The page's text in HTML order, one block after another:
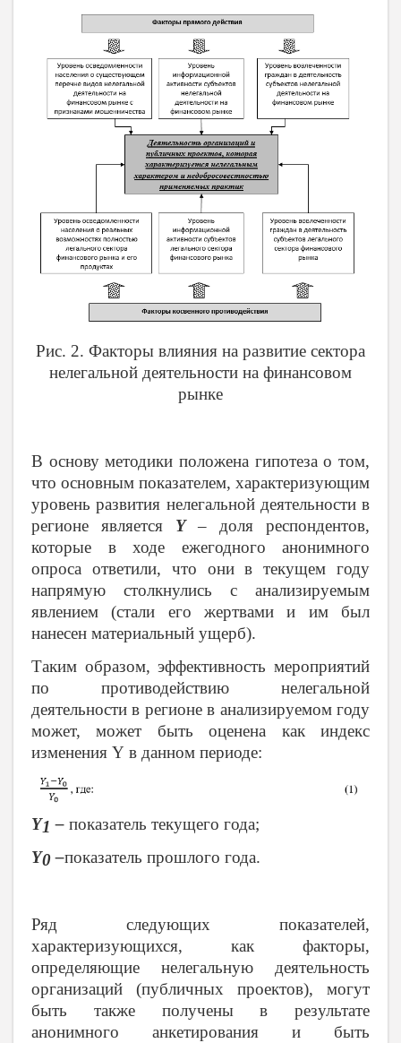
Рис. 2. Факторы влияния на развитие сектора
нелегальной деятельности на финансовом
рынке
В основу методики положена гипотеза о том,
что основным показателем, характеризующим
уровень развития нелегальной деятельности в
регионе является Y – доля респондентов,
которые в ходе ежегодного анонимного
опроса ответили, что они в текущем году
напрямую столкнулись с анализируемым
явлением (стали его жертвами и им был
нанесен материальный ущерб).
Таким образом, эффективность мероприятий
по противодействию нелегальной
деятельности в регионе в анализируемом году
может, может быть оценена как индекс
изменения Y в данном периоде:
Y1 – показатель текущего года;
Y0–показатель прошлого года.
Ряд следующих показателей,
характеризующихся, как факторы,
определяющие нелегальную деятельность
организаций (публичных проектов), могут
быть также получены в результате
анонимного анкетирования и быть